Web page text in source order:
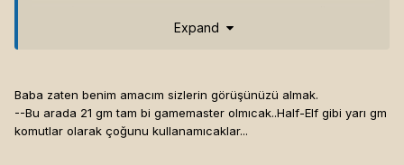
sorunları gerekse başka durumlardan (monotonluk.. bi süre
azından scriptingden iyi anlamak lazım düzgünce bi server
olması için..
Expand
Baba zaten benim amacım sizlerin görüşünüzü almak.
--Bu arada 21 gm tam bi gamemaster olmıcak..Half-Elf gibi yarı gm
komutlar olarak çoğunu kullanamıcaklar...